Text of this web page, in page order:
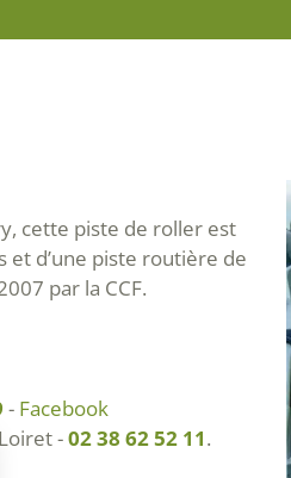
cette piste de roller est
et d’une piste routière de
par la CCF.
- Facebook
-02 38 62 52 11.